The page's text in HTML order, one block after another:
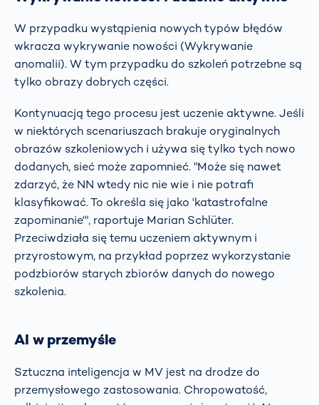
W przypadku wystąpienia nowych typów błędów
wkracza wykrywanie nowości (Wykrywanie
anomalii). W tym przypadku do szkoleń potrzebne są
tylko obrazy dobrych części.
Kontynuacją tego procesu jest uczenie aktywne. Jeśli
w niektórych scenariuszach brakuje oryginalnych
obrazów szkoleniowych i używa się tylko tych nowo
dodanych, sieć może zapomnieć. "Może się nawet
zdarzyć, że NN wtedy nic nie wie i nie potrafi
klasyfikować. To określa się jako 'katastrofalne
zapominanie'", raportuje Marian Schlüter.
Przeciwdziała się temu uczeniem aktywnym i
przyrostowym, na przykład poprzez wykorzystanie
podzbiorów starych zbiorów danych do nowego
szkolenia.
AI w przemyśle
Sztuczna inteligencja w MV jest na drodze do
przemysłowego zastosowania. Chropowatość,